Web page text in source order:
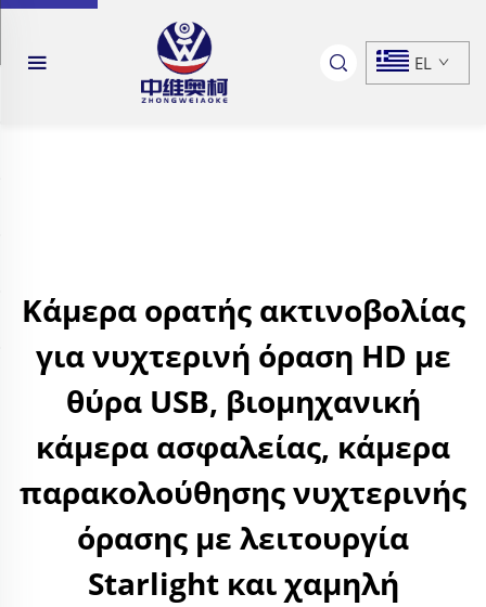
EL
Κάμερα ορατής ακτινοβολίας
για νυχτερινή όραση HD με
θύρα USB, βιομηχανική
κάμερα ασφαλείας, κάμερα
παρακολούθησης νυχτερινής
όρασης με λειτουργία
Starlight και χαμηλή